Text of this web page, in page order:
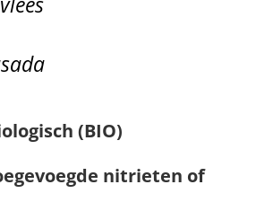
(BIO)
nitrieten of